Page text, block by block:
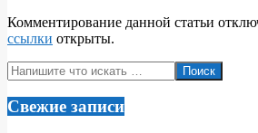
Комментирование данной статьи
ссылки открыты.
Поиск
Свежие записи